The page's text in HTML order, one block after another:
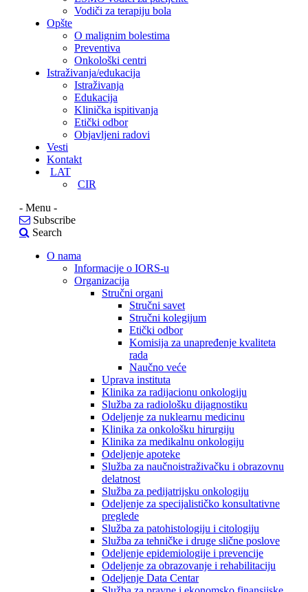
Vodiči za terapiju bola
Opšte
O malignim bolestima
Preventiva
Onkološki centri
Istraživanja/edukacija
Istraživanja
Edukacija
Klinička ispitivanja
Etički odbor
Objavljeni radovi
Vesti
Kontakt
LAT
CIR
- Menu -
Subscribe
Search
O nama
Informacije o IORS-u
Organizacija
Stručni organi
Stručni savet
Stručni kolegijum
Etički odbor
Komisija za unapređenje kvaliteta
rada
Naučno veće
Uprava instituta
Klinika za radijacionu onkologiju
Služba za radiološku dijagnostiku
Odeljenje za nuklearnu medicinu
Klinika za onkološku hirurgiju
Klinika za medikalnu onkologiju
Odeljenje apoteke
Služba za naučnoistraživačku i obrazovnu
delatnost
Služba za pedijatrijsku onkologiju
Odeljenje za specijalističko konsultativne
preglede
Služba za patohistologiju i citologiju
Služba za tehničke i druge slične poslove
Odeljenje epidemiologije i prevencije
Odeljenje za obrazovanje i rehabilitaciju
Odeljenje Data Centar